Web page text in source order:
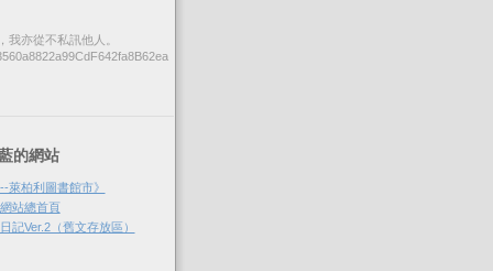
我亦從不私訊他人。
的網站
萊柏利圖書館市》
站總首頁
記Ver.2（舊文存放區）